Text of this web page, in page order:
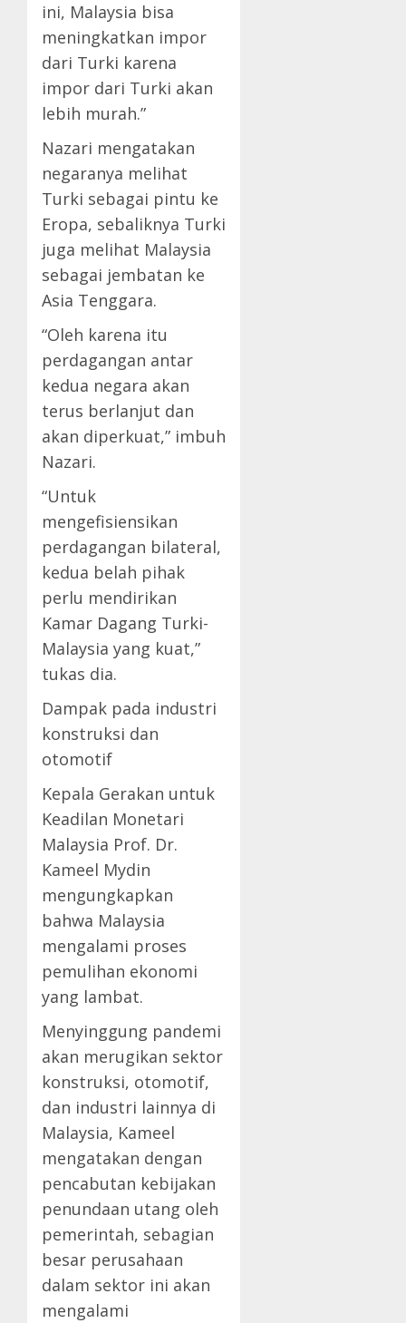
ini, Malaysia bisa
meningkatkan impor
dari Turki karena
impor dari Turki akan
lebih murah.”
Nazari mengatakan
negaranya melihat
Turki sebagai pintu ke
Eropa, sebaliknya Turki
juga melihat Malaysia
sebagai jembatan ke
Asia Tenggara.
“Oleh karena itu
perdagangan antar
kedua negara akan
terus berlanjut dan
akan diperkuat,” imbuh
Nazari.
“Untuk
mengefisiensikan
perdagangan bilateral,
kedua belah pihak
perlu mendirikan
Kamar Dagang Turki-
Malaysia yang kuat,”
tukas dia.
Dampak pada industri
konstruksi dan
otomotif
Kepala Gerakan untuk
Keadilan Monetari
Malaysia Prof. Dr.
Kameel Mydin
mengungkapkan
bahwa Malaysia
mengalami proses
pemulihan ekonomi
yang lambat.
Menyinggung pandemi
akan merugikan sektor
konstruksi, otomotif,
dan industri lainnya di
Malaysia, Kameel
mengatakan dengan
pencabutan kebijakan
penundaan utang oleh
pemerintah, sebagian
besar perusahaan
dalam sektor ini akan
mengalami